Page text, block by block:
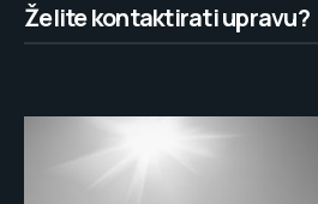
Želite kontaktirati upravu?